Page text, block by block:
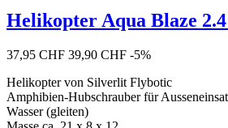
Helikopter Aqua Blaze
37,95 CHF 39,90 CHF -5%
Helikopter von Silverlit Flybotic
Amphibien-Hubschrauber für
Wasser (gleiten)